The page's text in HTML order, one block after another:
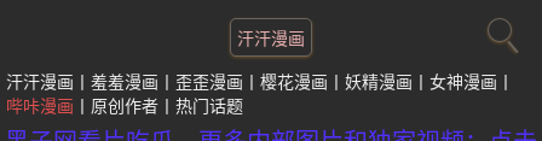
汗汗漫画
汗汗漫画 羞羞漫画 歪歪漫画 樱花漫画 妖精漫画
女神漫画
哔咔漫画
原创作者 热门话题